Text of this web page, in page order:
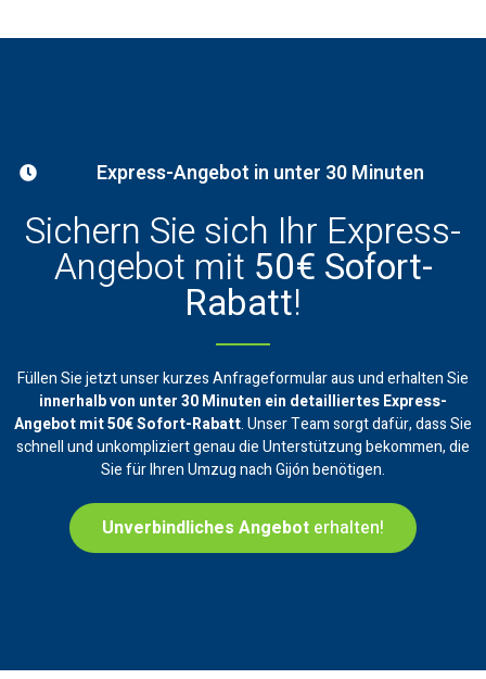
Express-Angebot in unter 30 Minuten
Sichern Sie sich Ihr Express-
Angebot mit 50€ Sofort-
Rabatt!
Füllen Sie jetzt unser kurzes Anfrageformular aus und erhalten Sie
innerhalb von unter 30 Minuten ein detailliertes Express-
Angebot mit 50€ Sofort-Rabatt. Unser Team sorgt dafür, dass Sie
schnell und unkompliziert genau die Unterstützung bekommen, die
Sie für Ihren Umzug nach Gijón benötigen.
Unverbindliches Angebot erhalten!